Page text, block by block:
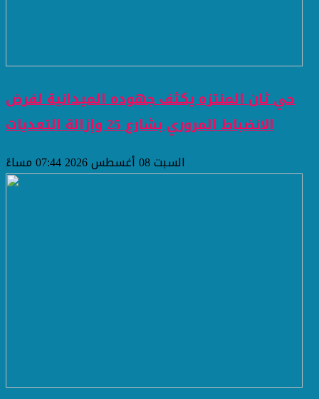
حي ثان المنتزه يكثف جهوده الميدانية لفرض
الانضباط المروري بشارع 25 وإزالة التعديات
السبت 08 أغسطس 2026 07:44 مساءً